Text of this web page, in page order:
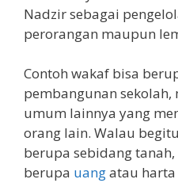
Nadzir sebagai
perorangan maupun
Contoh wakaf bisa
pembangunan
umum lainnya yang
orang lain. Walau
berupa sebidang
berupa uangatau